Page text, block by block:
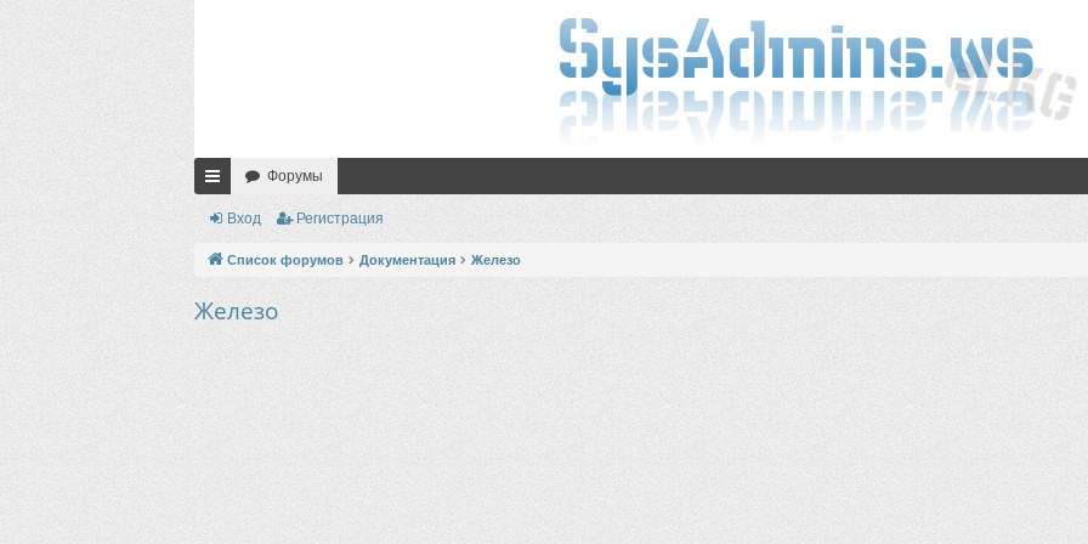
с
ы
и
Форумы
Вход Регистрация
Список форумов Документация Железо
Железо